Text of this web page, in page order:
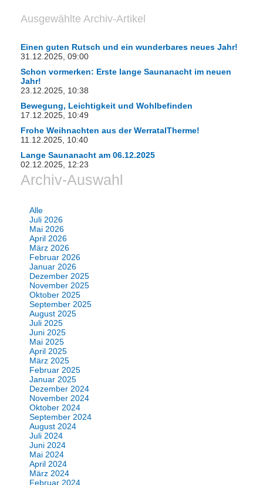
Ausgewählte Archiv-Artikel
Einen guten Rutsch und ein wunderbares neues Jahr!
31.12.2025, 09:00
Schon vormerken: Erste lange Saunanacht im neuen
Jahr!
23.12.2025, 10:38
Bewegung, Leichtigkeit und Wohlbefinden
17.12.2025, 10:49
Frohe Weihnachten aus der WerratalTherme!
11.12.2025, 10:40
Lange Saunanacht am 06.12.2025
02.12.2025, 12:23
Archiv-Auswahl
Alle
Juli 2026
Mai 2026
April 2026
März 2026
Februar 2026
Januar 2026
Dezember 2025
November 2025
Oktober 2025
September 2025
August 2025
Juli 2025
Juni 2025
Mai 2025
April 2025
März 2025
Februar 2025
Januar 2025
Dezember 2024
November 2024
Oktober 2024
September 2024
August 2024
Juli 2024
Juni 2024
Mai 2024
April 2024
März 2024
Februar 2024